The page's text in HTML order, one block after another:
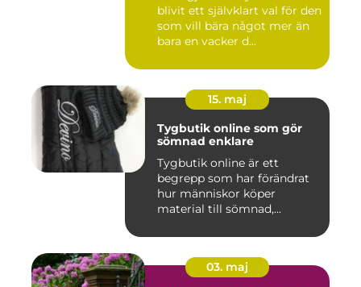
blivit ett självklart val för den
som vill bära något mer än
bara en vacker d...
15. maj
Tygbutik online som gör
sömnad enklare
Tygbutik online är ett
begrepp som har förändrat
hur människor köper
material till sömnad,
03. maj